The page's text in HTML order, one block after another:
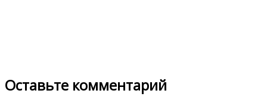
Оставьте комментарий